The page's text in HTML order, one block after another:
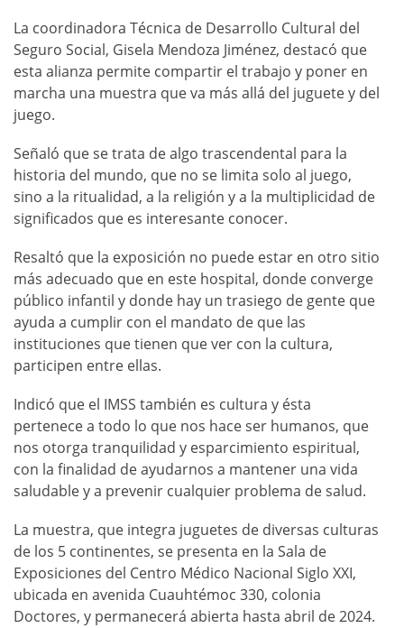
La coordinadora Técnica de Desarrollo Cultural del
Seguro Social, Gisela Mendoza Jiménez, destacó que
esta alianza permite compartir el trabajo y poner en
marcha una muestra que va más allá del juguete y del
juego.
Señaló que se trata de algo trascendental para la
historia del mundo, que no se limita solo al juego,
sino a la ritualidad, a la religión y a la multiplicidad de
significados que es interesante conocer.
Resaltó que la exposición no puede estar en otro sitio
más adecuado que en este hospital, donde converge
público infantil y donde hay un trasiego de gente que
ayuda a cumplir con el mandato de que las
instituciones que tienen que ver con la cultura,
participen entre ellas.
Indicó que el IMSS también es cultura y ésta
pertenece a todo lo que nos hace ser humanos, que
nos otorga tranquilidad y esparcimiento espiritual,
con la finalidad de ayudarnos a mantener una vida
saludable y a prevenir cualquier problema de salud.
La muestra, que integra juguetes de diversas culturas
de los 5 continentes, se presenta en la Sala de
Exposiciones del Centro Médico Nacional Siglo XXI,
ubicada en avenida Cuauhtémoc 330, colonia
Doctores, y permanecerá abierta hasta abril de 2024.